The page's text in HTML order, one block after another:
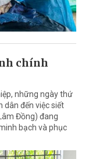
chính
những ngày thứ
dân đến việc siết
Đồng) đang
bạch và phục